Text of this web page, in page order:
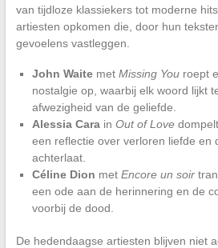
van tijdloze klassiekers tot moderne
artiesten opkomen die, door hun
gevoelens vastleggen.
John Waitemet Missing Youroept
nostalgie op, waarbij elk woord lijkt
afwezigheid van de geliefde.
Alessia Carain Out of Love
een reflectie over verloren liefde en
achterlaat.
Céline Dion met Encore un soir
een ode aan de herinnering en de
voorbij de dood.
De hedendaagse artiesten blijven niet